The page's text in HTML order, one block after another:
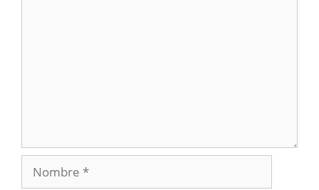
Nombre